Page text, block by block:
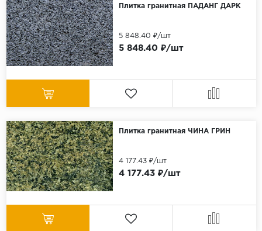
Плитка гранитная ПАДАНГ ДАРК
5 848.40 ₽/шт
5 848.40 ₽/шт
Плитка гранитная ЧИНА ГРИН
4 177.43 ₽/шт
4 177.43 ₽/шт